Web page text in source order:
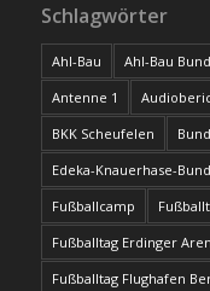
Schlagwörter
Ahl-Bau
Ahl-Bau
Antenne 1
BKK Scheufelen
Edeka-Knauerhase-
Fußballcamp
Fußballtag Erdinger
Fußballtag Flughafen